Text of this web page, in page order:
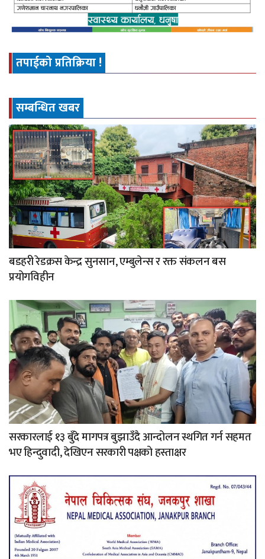
तपाईको प्रतिक्रिया !
सम्बन्धित खबर
बडहरी रेडक्रस केन्द्र सुनसान, एम्बुलेन्स र रक्त संकलन बस
प्रयोगविहीन
सरकारलाई १३ बुँदे मागपत्र बुझाउँदै आन्दोलन स्थगित गर्न सहमत
भए हिन्दुवादी, देखिएन सरकारी पक्षको हस्ताक्षर